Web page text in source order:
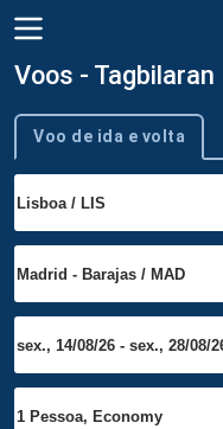
Voos - Tagbilaran
Tipo de viagem
Voo de ida e volta